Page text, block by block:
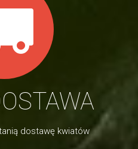
dostawę kwiatów